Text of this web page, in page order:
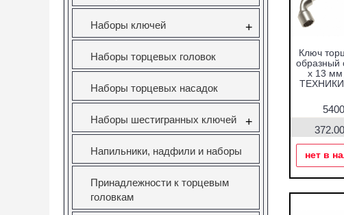
Наборы ключей +
Наборы торцевых головок
Наборы торцевых насадок
Наборы шестигранных ключей +
Напильники, надфили и наборы
Принадлежности к торцевым
головкам
Ключ
образный
х 13
ТЕХНИКИ
нет в